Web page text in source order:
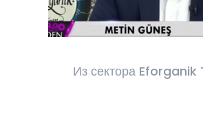
Из сектора Eforganik